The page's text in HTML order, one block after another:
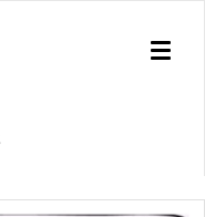
Toggle